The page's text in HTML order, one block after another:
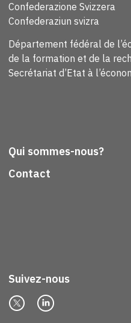
Confederazione Svizzera
Confederaziun svizra
Département fédéral de
de la formation et de la
Secrétariat d’Etat à
Qui sommes-nous?
Contact
Suivez-nous